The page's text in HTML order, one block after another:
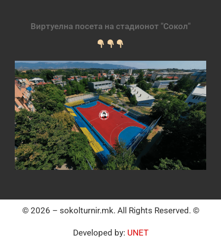
Виртуелна посета на стадионот "Сокол"
© 2026 – sokolturnir.mk. All Rights Reserved. ©
Developed by: UNET